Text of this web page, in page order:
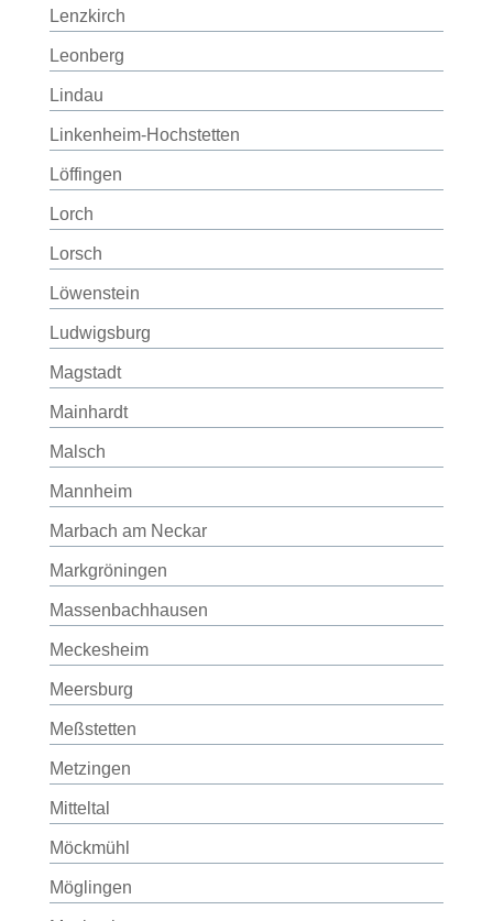
Lenzkirch
Leonberg
Lindau
Linkenheim-Hochstetten
Löffingen
Lorch
Lorsch
Löwenstein
Ludwigsburg
Magstadt
Mainhardt
Malsch
Mannheim
Marbach am Neckar
Markgröningen
Massenbachhausen
Meckesheim
Meersburg
Meßstetten
Metzingen
Mitteltal
Möckmühl
Möglingen